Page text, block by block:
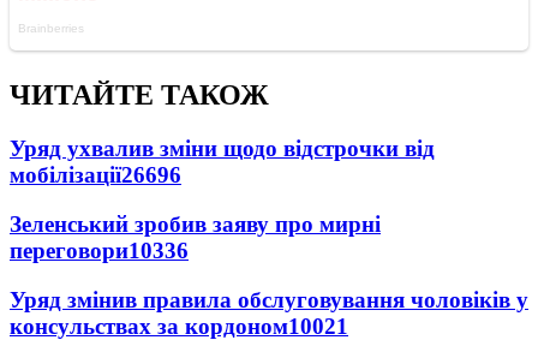
ЧИТАЙТЕ ТАКОЖ
Уряд ухвалив зміни щодо відстрочки від
мобілізації26696
Зеленський зробив заяву про мирні
переговори10336
Уряд змінив правила обслуговування чоловіків у
консульствах за кордоном10021